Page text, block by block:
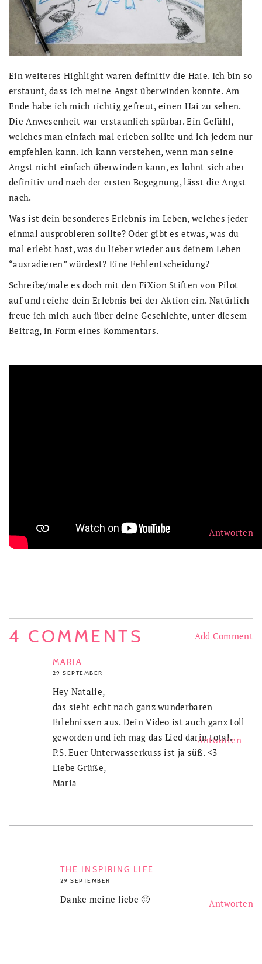
Ein weiteres Highlight waren definitiv die Haie. Ich bin so
erstaunt, dass ich meine Angst überwinden konnte. Am
Ende habe ich mich richtig gefreut, einen Hai zu sehen.
Die Anwesenheit war erstaunlich spürbar. Ein Gefühl,
welches man einfach mal erleben sollte und ich jedem nur
empfehlen kann. Ich kann verstehen, wenn man seine
Angst nicht einfach überwinden kann, es lohnt sich aber
definitiv und nach der ersten Begegnung, lässt die Angst
nach.
Was ist dein besonderes Erlebnis im Leben, welches jeder
einmal ausprobieren sollte? Oder gibt es etwas, was du
mal erlebt hast, was du lieber wieder aus deinem Leben
“ausradieren” würdest? Eine Fehlentscheidung?
Schreibe/male es doch mit den FiXion Stiften von Pilot
auf und reiche dein Erlebnis bei der Aktion ein. Natürlich
freue ich mich auch über deine Geschichte, unter diesem
Beitrag, in Form eines Kommentars.
4 COMMENTS Add Comment
MARIA
29 SEPTEMBER
Antworten
Hey Natalie,
das sieht echt nach ganz wunderbaren
Erlebnissen aus. Dein Video ist auch ganz toll
geworden und ich mag das Lied darin total.
P.S. Euer Unterwasserkuss ist ja süß. <3
Liebe Grüße,
Maria
THE INSPIRING LIFE
29 SEPTEMBER
Antworten
Danke meine liebe 🙂 Antworten